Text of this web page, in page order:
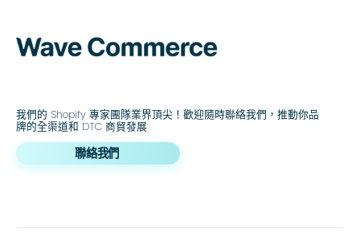
我們的 Shopify 專家團隊業界頂尖！歡迎隨時聯絡我們，推動你品
牌的全渠道和 DTC 商貿發展
聯絡我們